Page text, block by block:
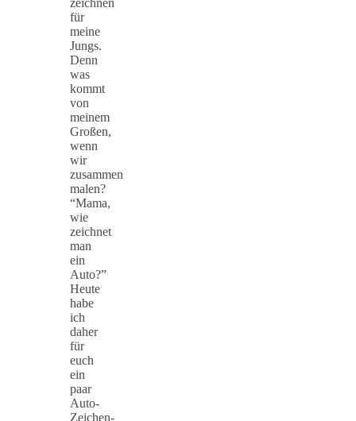
für
meine
Jungs.
Denn
was
kommt
von
meinem
Großen,
wenn
wir
zusammen
malen?
“Mama,
wie
zeichnet
man
ein
Auto?”
Heute
habe
ich
daher
für
euch
ein
paar
Auto-
Zeichen-